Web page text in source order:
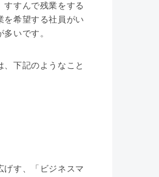
すんで残業をする
を希望する社員がい
いです。
下記のようなこと
げす、「ビジネスマ